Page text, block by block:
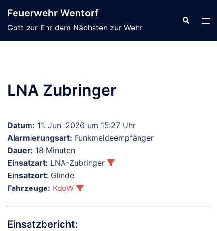
Inhalt
springen
Feuerwehr Wentorf
Gott zur Ehr dem Nächsten zur Wehr
Suche
LNA Zubringer
Datum: 11. Juni 2026 um 15:27 Uhr
Alarmierungsart: Funkmeldeempfänger
Dauer: 18 Minuten
Einsatzart: LNA-Zubringer
Einsatzort: Glinde
Fahrzeuge: KdoW
Einsatzbericht: